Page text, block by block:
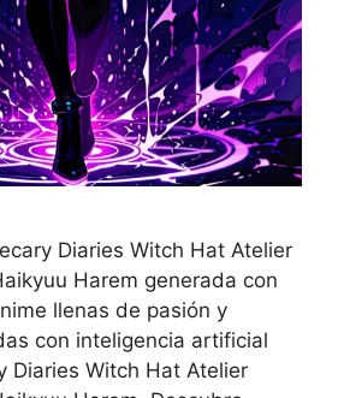
Diaries Witch Hat Atelier
Harem generada con
llenas de pasión y
con inteligencia artificial
Diaries Witch Hat Atelier